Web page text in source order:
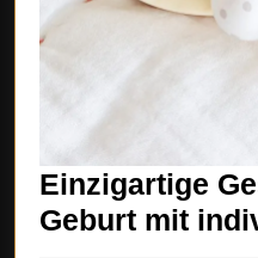
Einzigartige
Geburt mit